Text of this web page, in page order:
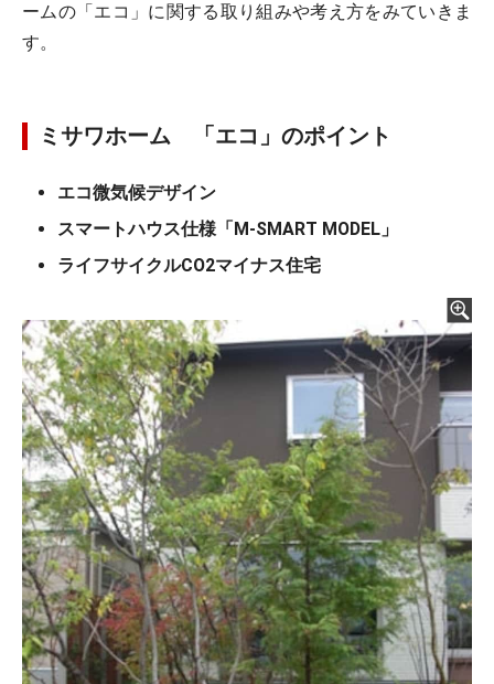
ームの「エコ」に関する取り組みや考え方をみていきま
す。
ミサワホーム 「エコ」のポイント
エコ微気候デザイン
スマートハウス仕様「M-SMART MODEL」
ライフサイクルCO2マイナス住宅